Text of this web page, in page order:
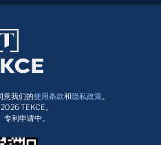
意我们的使用条款和隐私政策。
TEKCE。
专利申请中。